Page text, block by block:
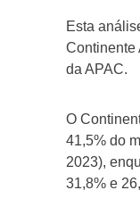
Esta
Continente
da APAC.
O
41,5% do
2023),
31,8% e